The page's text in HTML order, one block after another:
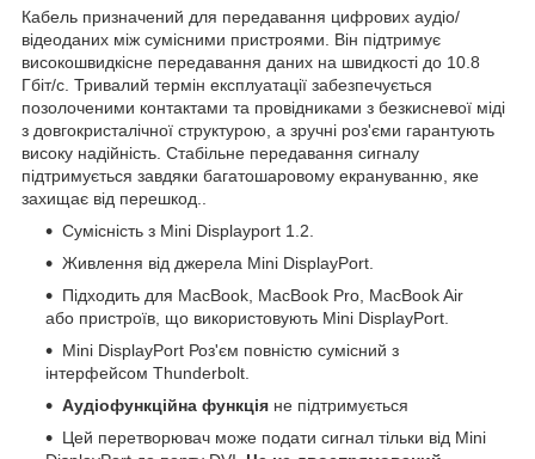
Кабель призначений для передавання цифрових аудіо/
відеоданих між сумісними пристроями. Він підтримує
високошвидкісне передавання даних на швидкості до 10.8
Гбіт/с. Тривалий термін експлуатації забезпечується
позолоченими контактами та провідниками з безкисневої міді
з довгокристалічної структурою, а зручні роз'єми гарантують
високу надійність. Стабільне передавання сигналу
підтримується завдяки багатошаровому екрануванню, яке
захищає від перешкод.
Сумісність з Mini Displayport 1.2.
Живлення від джерела Mini DisplayPort.
Підходить для MacBook, MacBook Pro, MacBook Air
або пристроїв, що використовують Mini DisplayPort.
Mini DisplayPort Роз'єм повністю сумісний з
інтерфейсом Thunderbolt.
Аудіофункційна функція не підтримується
Цей перетворювач може подати сигнал тільки від Mini